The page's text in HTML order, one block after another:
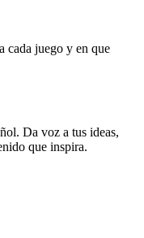
cada juego y en que
Da voz a tus ideas,
que inspira.